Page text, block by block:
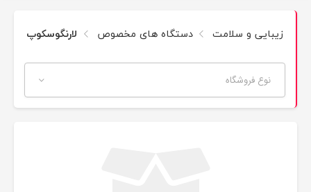
زیبایی و سلامت دستگاه های مخصوص لارنگوسکوپ
نوع فروشگاه